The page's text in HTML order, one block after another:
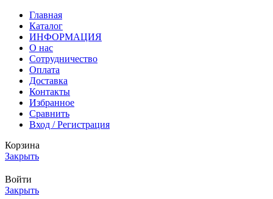
Главная
Каталог
ИНФОРМАЦИЯ
О нас
Сотрудничество
Оплата
Доставка
Контакты
Избранное
Сравнить
Вход / Регистрация
Корзина
Закрыть
Войти
Закрыть